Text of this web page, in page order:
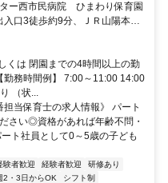
ー西市民病院 ひまわり保育園
口3徒歩約9分、ＪＲ山陽本線
田岬線〕 兵庫北口徒歩約9分
くは 閉園までの4時間以上の勤
務時間例】 7:00～11:00 14:00
（状...
当保育士の求人情報》 パート
さい◎資格があれば年齢不問・
ト社員として0～5歳の子ども
験者歓迎 経験者歓迎
研修あり
2・3日からOK シフト制